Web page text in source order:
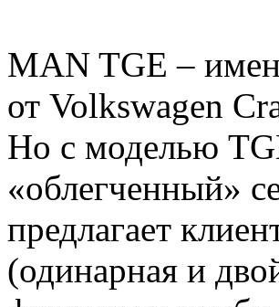
MAN TGE –
от Volkswagen
Но с моделью
«облегченный»
предлагает
(одинарная и